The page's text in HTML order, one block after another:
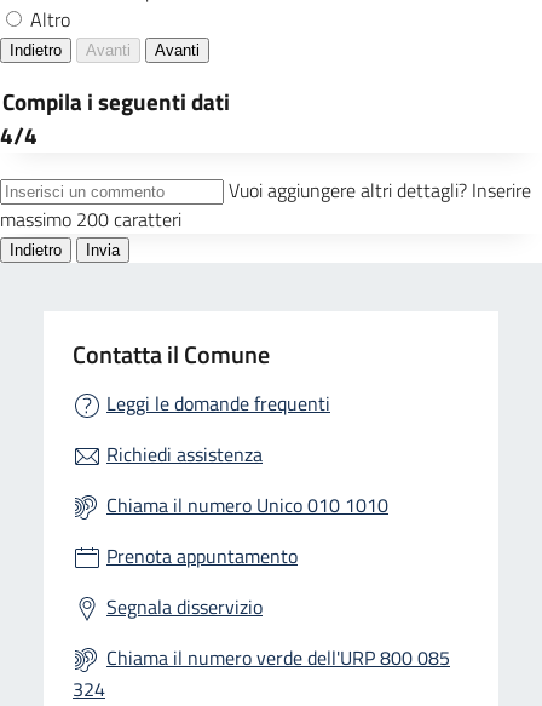
Contatta il Comune
Leggi le domande frequenti
Richiedi assistenza
Chiama il numero Unico 010 1010
Prenota appuntamento
Segnala disservizio
Chiama il numero verde dell'URP 800 085
324